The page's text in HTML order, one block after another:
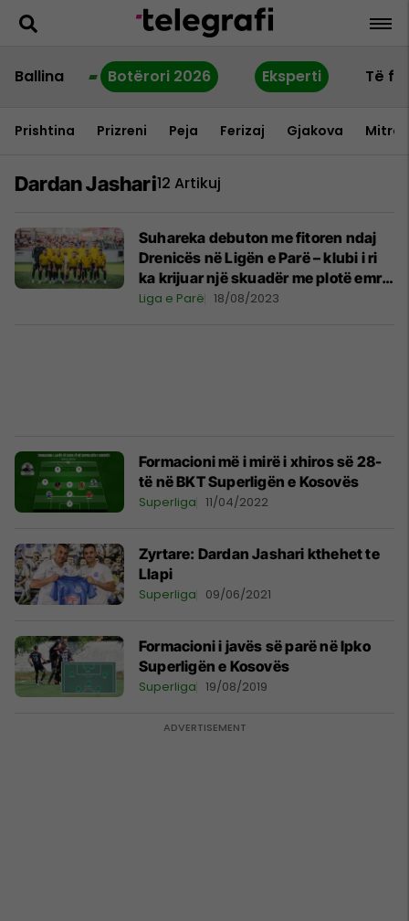
Ballina Botërori 2026 Eksperti Të
Prishtina Prizreni Peja Ferizaj Gjakova
Dardan Jashari12 Artikuj
Suhareka debuton me fitoren ndaj
Drenicës në Ligën e Parë – klubi i ri
ka krijuar një skuadër me plotë emra
të njohur
Liga e Parë 18/08/2023
Formacioni më i mirë i xhiros së 28-
të në BKT Superligën e Kosovës
Superliga 11/04/2022
Zyrtare: Dardan Jashari kthehet te
Llapi
Superliga 09/06/2021
Formacioni i javës së parë në Ipko
Superligën e Kosovës
Superliga 19/08/2019